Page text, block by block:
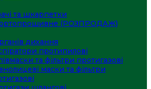
та шкарпетки
(РОЗПРОДАЖ)
дихання
протипилові
та фільтри протигазові
маски та фільтри